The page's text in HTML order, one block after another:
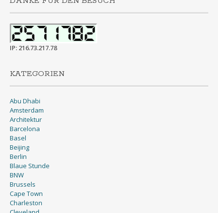
IP: 216.73.217.78
KATEGORIEN
Abu Dhabi
Amsterdam
Architektur
Barcelona
Basel
Beijing
Berlin
Blaue Stunde
BNW
Brussels
Cape Town
Charleston